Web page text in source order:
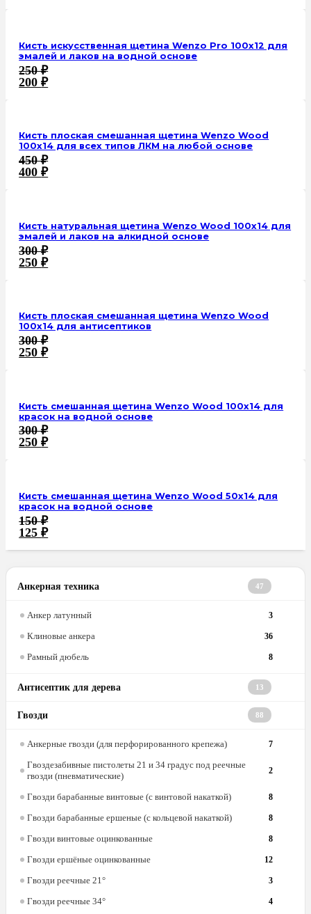
Кисть искусственная щетина Wenzo Pro 100x12 для
эмалей и лаков на водной основе
250₽
200₽
Кисть плоская смешанная щетина Wenzo Wood
100х14 для всех типов ЛКМ на любой основе
450₽
400₽
Кисть натуральная щетина Wenzo Wood 100x14 для
эмалей и лаков на алкидной основе
300₽
250₽
Кисть плоская смешанная щетина Wenzo Wood
100х14 для антисептиков
300₽
250₽
Кисть смешанная щетина Wenzo Wood 100x14 для
красок на водной основе
300₽
250₽
Кисть смешанная щетина Wenzo Wood 50x14 для
красок на водной основе
150₽
125₽
Анкерная техника 47
Анкер латунный 3
Клиновые анкера 36
Рамный дюбель 8
Антисептик для дерева 13
Гвозди 88
Анкерные гвозди (для перфорированного крепежа) 7
Гвоздезабивные пистолеты 21 и 34 градус под реечные
гвозди (пневматические)
2
Гвозди барабанные винтовые (с винтовой накаткой) 8
Гвозди барабанные ершеные (с кольцевой накаткой) 8
Гвозди винтовые оцинкованные 8
Гвозди ершёные оцинкованные 12
Гвозди реечные 21° 3
Гвозди реечные 34° 4